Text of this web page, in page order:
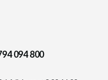
094 800